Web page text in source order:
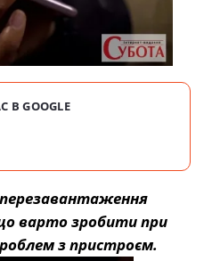
GOOGLE
варто зробити при
з пристроєм.